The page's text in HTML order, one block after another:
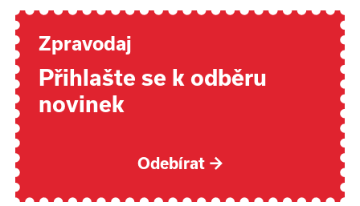
Zpravodaj
Přihlašte se k odběru
novinek
Odebírat →